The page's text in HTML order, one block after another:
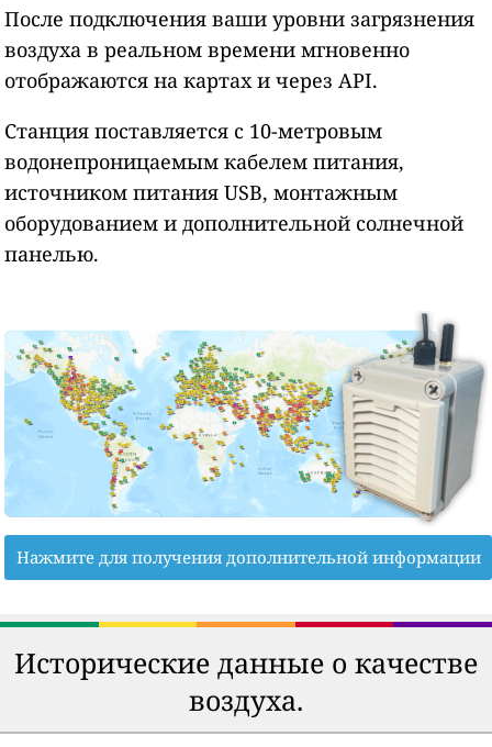
После подключения ваши уровни загрязнения
воздуха в реальном времени мгновенно
отображаются на картах и через API.
Станция поставляется с 10-метровым
водонепроницаемым кабелем питания,
источником питания USB, монтажным
оборудованием и дополнительной солнечной
панелью.
Нажмите для получения дополнительной информации
Исторические данные о качестве
воздуха.